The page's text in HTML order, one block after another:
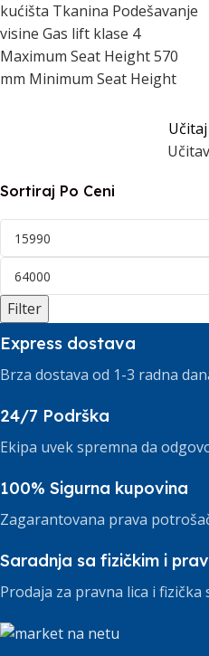
Sortiraj Po Ceni
Filter
kućišta Tkanina Podešavanje
visine Gas lift klase 4
Maximum Seat Height 570
mm Minimum Seat Height
Express dostava
Brza dostava od 1-3 radna
24/7 Podrška
Ekipa uvek spremna da
100% Sigurna kupovina
Zagarantovana prava
Saradnja sa fizičkim i
Prodaja za pravna lica i fizička